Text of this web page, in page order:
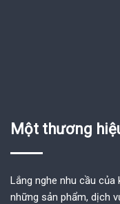
Một thương
Lắng nghe nhu cầu
những sản phẩm, dịch